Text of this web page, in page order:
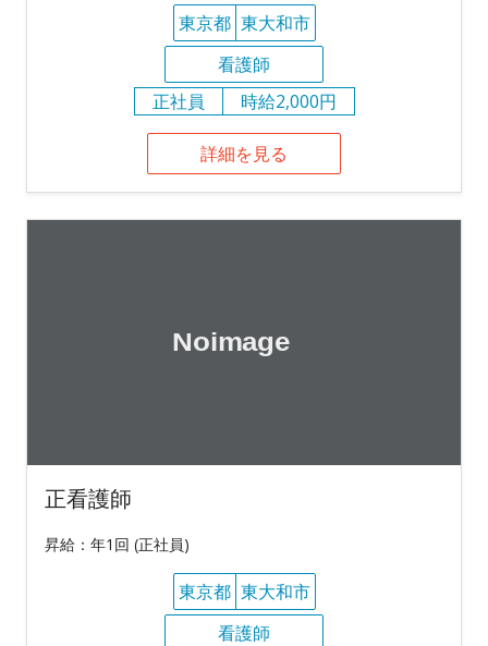
東京都 東大和市
看護師
正社員
時給2,000円
詳細を見る
正看護師
昇給：年1回 (正社員)
東京都 東大和市
看護師